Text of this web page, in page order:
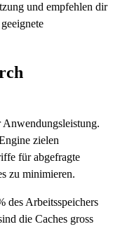
und empfehlen dir
zielen
für abgefragte
zu minimieren.
des Arbeitsspeichers
die Caches gross